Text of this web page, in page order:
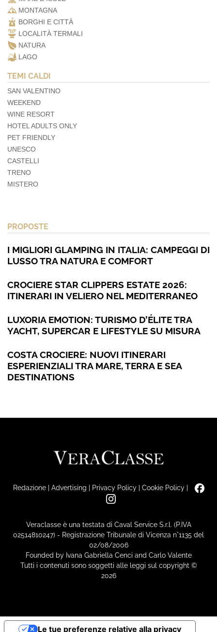
MONTAGNA
BORGHI E CITTÀ
LOCALITÀ TERMALI
NATURA
LAGO
TEMI CALDI
SAN VALENTINO
WEEKEND
WINE RESORT
HOTEL ADULTS ONLY
PET FRIENDLY
UNESCO
CASTELLI
TRENO
MISTERO
PROPOSTE
I MIGLIORI GLAMPING IN ITALIA: CAMPEGGI DI
LUSSO TRA NATURA E COMFORT
CROCIERE STAR CLIPPERS ESTATE 2026:
ITINERARI IN VELIERO NEL MEDITERRANEO
LUXORIA EMOTION: TURISMO D’ÉLITE TRA
YACHT, SUPERCAR E LIFESTYLE SU MISURA
COSTA CROCIERE: NUOVI ITINERARI
ESPERIENZIALI TRA MARE, TERRA E SEA
DESTINATIONS
Redazione| Advertising | Privacy Policy| Cookie Policy|
Veraclasse è una testata di Caval Service S.r.l. (P.IVA
02514810247) - Registrazione Tribunale di Vicenza n°1135 del
02/08/2006
Founded by Ivana Gabriella Cenci and Carlo Valente
Tutti i contenuti sono soggetti alle leggi sul copyright ©
2026
Le tue preferenze relative alla privacy